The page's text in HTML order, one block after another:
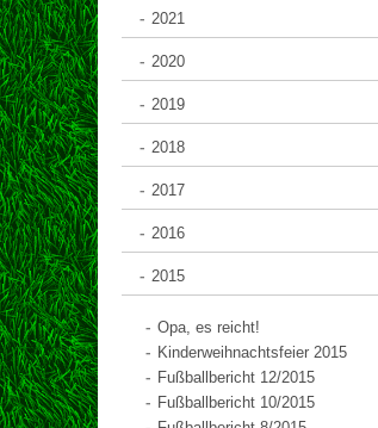
2021
2020
2019
2018
2017
2016
2015
Opa, es reicht!
Kinderweihnachtsfeier 2015
Fußballbericht 12/2015
Fußballbericht 10/2015